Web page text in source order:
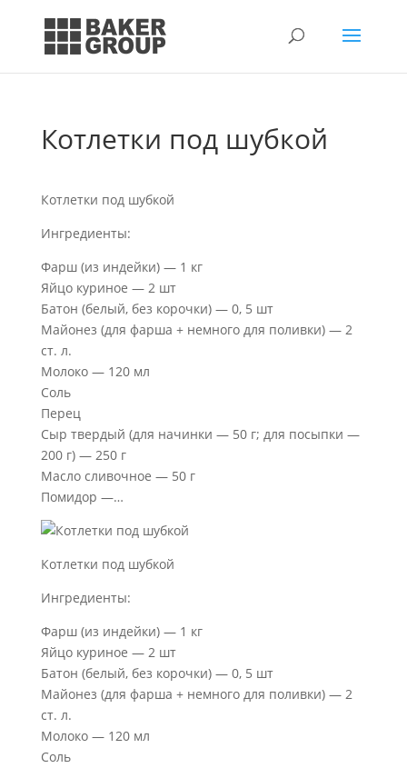
Котлетки под шубкой
Котлетки под шубкой
Ингредиенты:
Фарш (из индейки) — 1 кг
Яйцо куриное — 2 шт
Батон (белый, без корочки) — 0, 5 шт
Майонез (для фарша + немного для поливки) — 2
ст. л.
Молоко — 120 мл
Соль
Перец
Сыр твердый (для начинки — 50 г; для посыпки —
200 г) — 250 г
Масло сливочное — 50 г
Помидор —…
Котлетки под шубкой
Ингредиенты:
Фарш (из индейки) — 1 кг
Яйцо куриное — 2 шт
Батон (белый, без корочки) — 0, 5 шт
Майонез (для фарша + немного для поливки) — 2
ст. л.
Молоко — 120 мл
Соль